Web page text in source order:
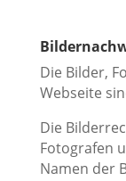
Die Bilder,
Webseite
Die
Fotografen
Namen der